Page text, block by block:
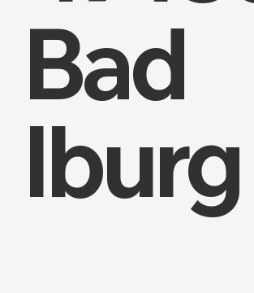
Bad
Iburg